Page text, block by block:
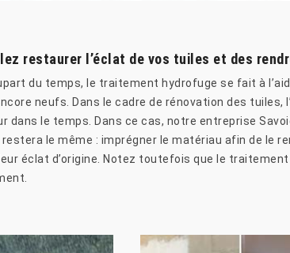
restaurer l’éclat de vos tuiles et des
du temps, le traitement hydrofuge se fait à
neufs. Dans le cadre de rénovation des
dans le temps. Dans ce cas, notre entreprise
le même : imprégner le matériau afin de le
éclat d’origine. Notez toutefois que le